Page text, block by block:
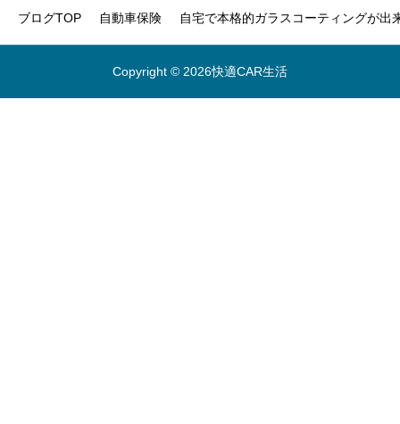
ブログTOP 自動車保険 自宅で本格的ガラスコーティングが出
Copyright © 2026快適CAR生活